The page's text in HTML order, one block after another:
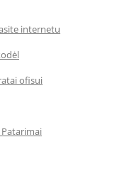
internetu
ofisui